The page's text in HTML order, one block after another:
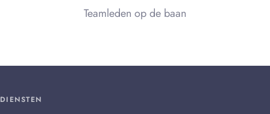
Teamleden op de baan
DIENSTEN